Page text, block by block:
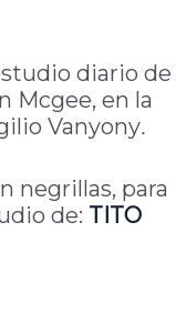
diario de
Mcgee, en la
Vanyony.
negrillas, para
de: TITO